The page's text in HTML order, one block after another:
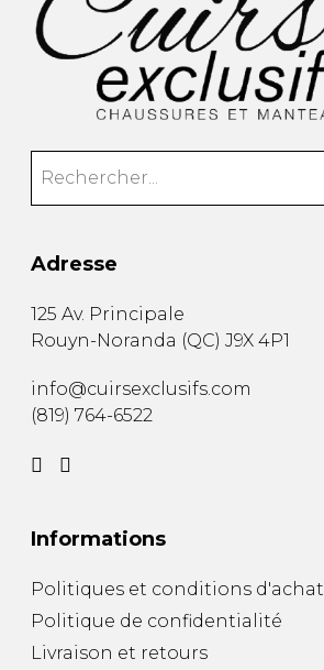
Adresse
125 Av. Principale
Rouyn-Noranda (QC) J9X 4P1
info@cuirsexclusifs.com
(819) 764-6522
Informations
Politiques et conditions d'achat
Politique de confidentialité
Livraison et retours